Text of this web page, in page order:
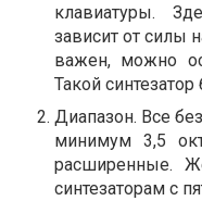
клавиатуры.
зависит от силы
важен, можно
Такой
Диапазон. Все
минимум 3,5
расширенные.
синтезаторам с